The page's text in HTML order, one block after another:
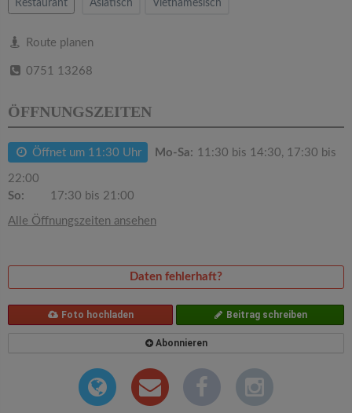
Restaurant Asiatisch Vietnamesisch
Route planen
0751 13268
ÖFFNUNGSZEITEN
Öffnet um 11:30 Uhr Mo-Sa: 11:30 bis 14:30, 17:30 bis
22:00
So:
17:30 bis 21:00
Alle Öffnungszeiten ansehen
Daten fehlerhaft?
Foto hochladen Beitrag schreiben
Abonnieren
i
a
n